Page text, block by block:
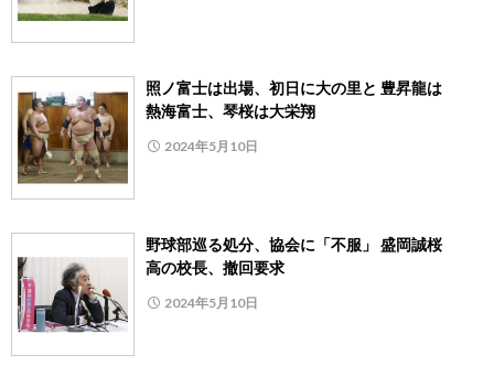
照ノ富士は出場、初日に大の里と 豊昇龍は
熱海富士、琴桜は大栄翔
2024年5月10日
野球部巡る処分、協会に「不服」 盛岡誠桜
高の校長、撤回要求
2024年5月10日